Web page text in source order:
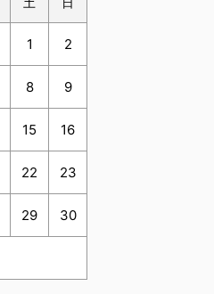
1 2
8 9
15 16
22 23
29 30